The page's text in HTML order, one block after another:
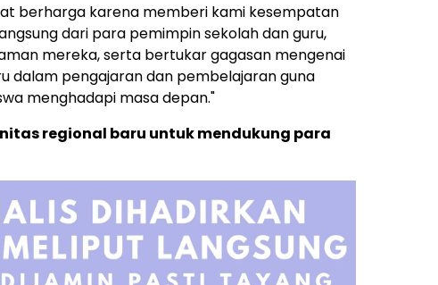
berharga karena memberi kami kesempatan
dari para pemimpin sekolah dan guru,
mereka, serta bertukar gagasan mengenai
dalam pengajaran dan pembelajaran guna
menghadapi masa depan."
regional baru untuk mendukung para